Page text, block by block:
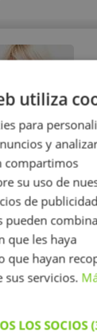
Beruete
y Técnico de
trabajo en
y me encuentro
un Master en
Mental
13 €/h
utiliza
para
y
compartimos
su uso de
de
pueden
que les haya
que hayan
sus servicios.
LOS SOCIOS